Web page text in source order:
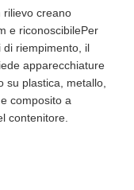
rilievo creano
e riconoscibilePer
di riempimento, il
apparecchiature
su plastica, metallo,
composito a
contenitore.